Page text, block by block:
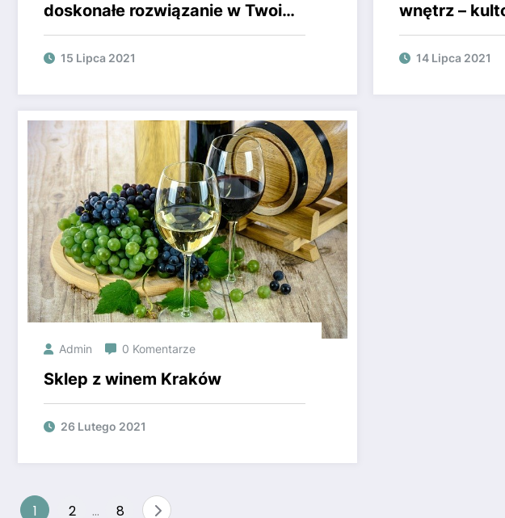
doskonałe rozwiązanie w Twoim
ogrodzie
15 Lipca 2021
wnętrz –
modele,
rozwiązania
14 Lipca 2021
Admin 0 Komentarze
Sklep z winem Kraków
26 Lutego 2021
1 2 … 8